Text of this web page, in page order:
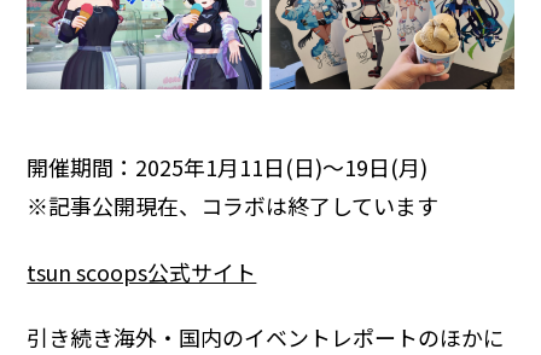
開催期間：2025年1月11日(日)〜19日(月)
※記事公開現在、コラボは終了しています
tsun scoops公式サイト
引き続き海外・国内のイベントレポートのほかに